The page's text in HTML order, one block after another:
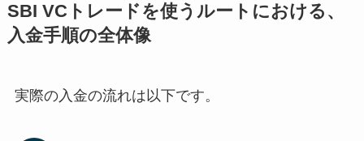
SBI VCトレードを使うルートにおける、
入金手順の全体像
実際の入金の流れは以下です。